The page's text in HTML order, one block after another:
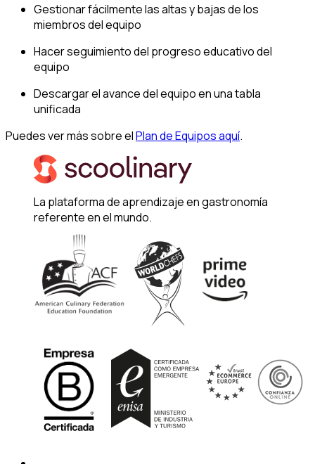
Gestionar fácilmente las altas y bajas de los
miembros del equipo
Hacer seguimiento del progreso educativo del
equipo
Descargar el avance del equipo en una tabla
unificada
Puedes ver más sobre elPlan de Equipos aquí.
La plataforma de aprendizaje en gastronomía
referente en el mundo.